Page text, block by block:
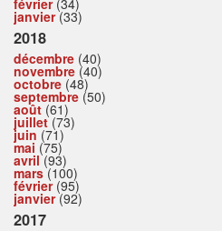
février(34)
janvier(33)
2018
décembre (40)
novembre (40)
octobre (48)
septembre (50)
août (61)
juillet(73)
juin (71)
mai (75)
avril(93)
mars(100)
février(95)
janvier(92)
2017